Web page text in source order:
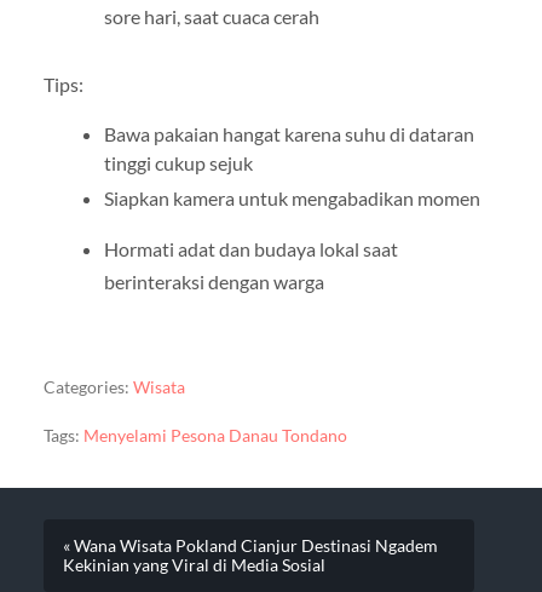
sore hari, saat cuaca cerah
Tips:
Bawa pakaian hangat karena suhu di dataran
tinggi cukup sejuk
Siapkan kamera untuk mengabadikan momen
Hormati adat dan budaya lokal saat
berinteraksi dengan warga
Categories: Wisata
Tags: Menyelami Pesona Danau Tondano
« Wana Wisata Pokland Cianjur Destinasi Ngadem
Kekinian yang Viral di Media Sosial